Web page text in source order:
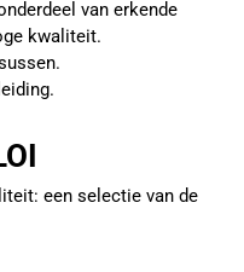
van erkende
kwaliteit.
een selectie van de